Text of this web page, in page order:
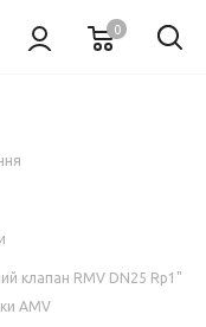
0
клапан RMV DN25 Rp1"
AMV